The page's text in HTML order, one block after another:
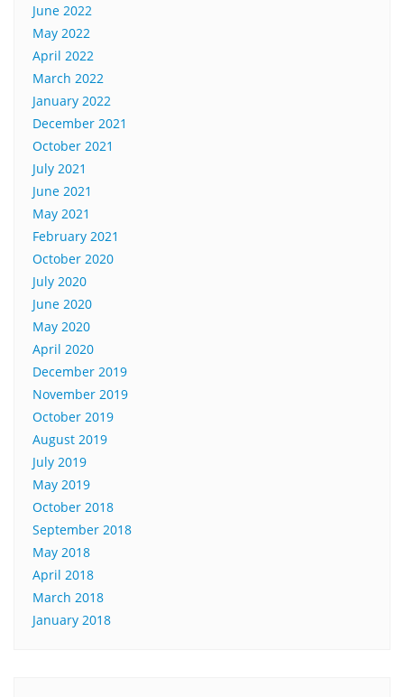
June 2022
May 2022
April 2022
March 2022
January 2022
December 2021
October 2021
July 2021
June 2021
May 2021
February 2021
October 2020
July 2020
June 2020
May 2020
April 2020
December 2019
November 2019
October 2019
August 2019
July 2019
May 2019
October 2018
September 2018
May 2018
April 2018
March 2018
January 2018